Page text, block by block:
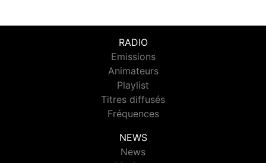
RADIO
Emissions
Animateurs
Playlist
Titres diffusés
Fréquences
NEWS
News